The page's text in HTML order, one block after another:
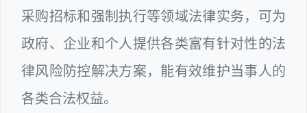
采购招标和强制执行等领域法律实务，可为
政府、企业和个人提供各类富有针对性的法
律风险防控解决方案，能有效维护当事人的
各类合法权益。